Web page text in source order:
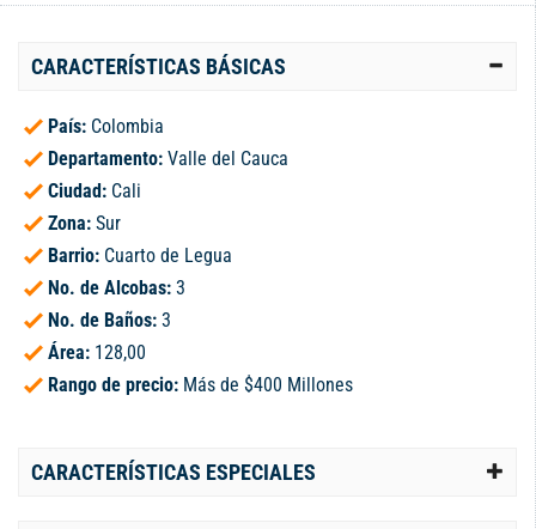
CARACTERÍSTICAS BÁSICAS
País: Colombia
Departamento: Valle del Cauca
Ciudad: Cali
Zona: Sur
Barrio: Cuarto de Legua
No. de Alcobas: 3
No. de Baños: 3
Área: 128,00
Rango de precio: Más de $400 Millones
CARACTERÍSTICAS ESPECIALES